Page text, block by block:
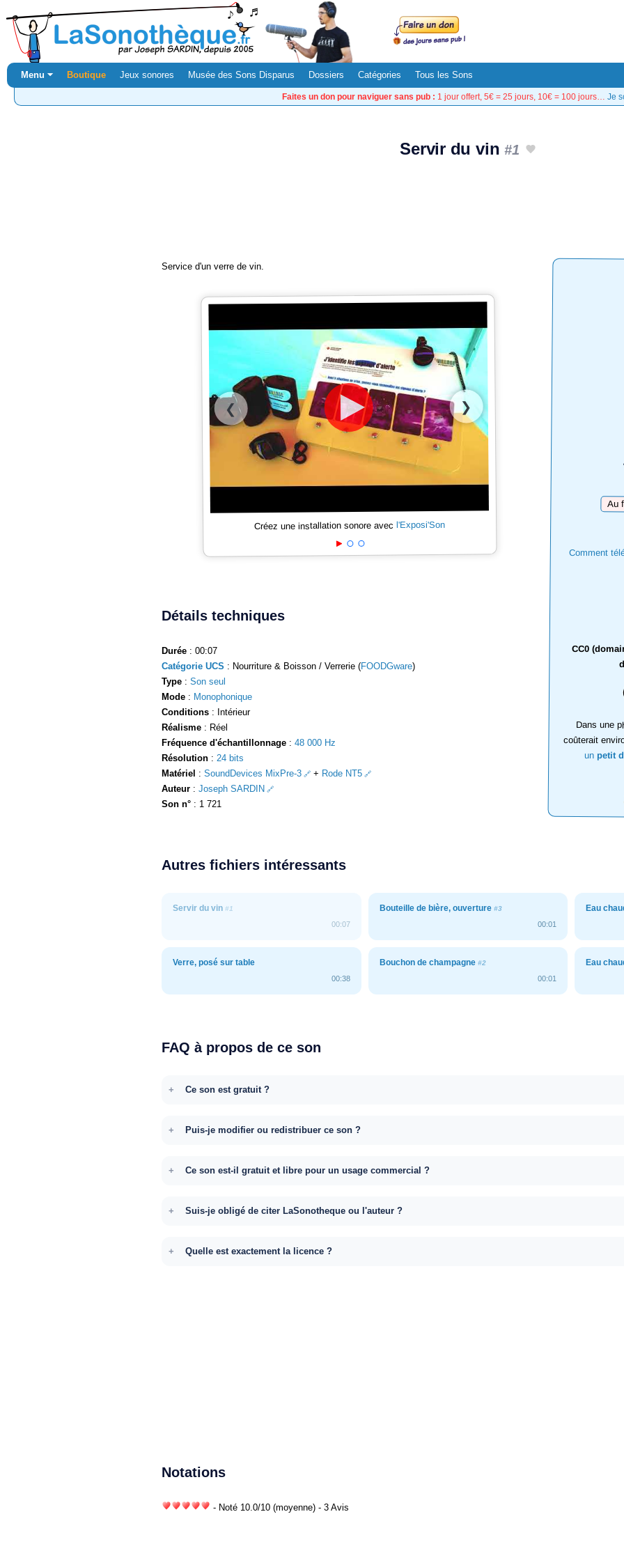
Menu ⏷ Boutique Jeux sonores Musée des Sons Disparus Dossiers Catégories Tous les Sons
Faites un don pour naviguer sans pub : 1 jour offert, 5€ = 25 jours, 10€ = 100 jours… Je
Servir du vin#1
Comment
CC0
Dans une
coûterait
un petit
Service d'un verre de vin.
❮ ❯
Créez une installation sonore avecl'Exposi'Son
Détails techniques
Durée : 00:07
Catégorie UCS : Nourriture & Boisson / Verrerie (FOODGware)
Type : Son seul
Mode : Monophonique
Conditions : Intérieur
Réalisme : Réel
Fréquence d'échantillonnage : 48 000 Hz
Résolution : 24 bits
Matériel : SoundDevices MixPre-3 + Rode NT5
Auteur : Joseph SARDIN
Son n° : 1 721
Autres fichiers intéressants
Servir du vin #1
00:07
Bouteille de bière, ouverture #3
00:01
Eau
Verre, posé sur table
00:38
Bouchon de champagne #2
00:01
Eau
FAQ à propos de ce son
Ce son est gratuit ?
Puis-je modifier ou redistribuer ce son ?
Ce son est-il gratuit et libre pour un usage commercial ?
Suis-je obligé de citer LaSonotheque ou l'auteur ?
Quelle est exactement la licence ?
Notations
- Noté 10.0/10 (moyenne) - 3 Avis